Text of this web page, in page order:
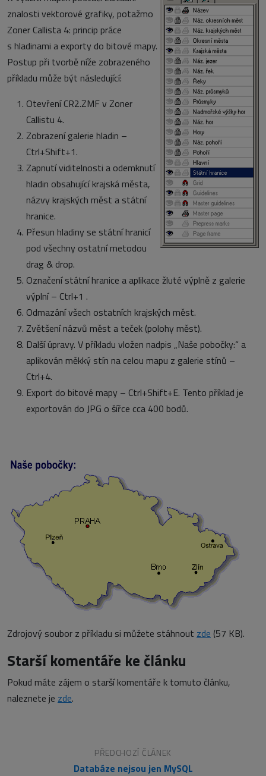
znalosti vektorové grafiky, potažmo
Zoner Callista 4: princip práce
s hladinami a exporty do bitové mapy.
Postup při tvorbě níže zobrazeného
příkladu může být následující:
Otevření CR2.ZMF v Zoner
Callistu 4.
Zobrazení galerie hladin –
Ctrl+Shift+1.
Zapnutí viditelnosti a odemknutí
hladin obsahující krajská města,
názvy krajských měst a státní
hranice.
Přesun hladiny se státní hranicí
pod všechny ostatní metodou
drag & drop.
Označení státní hranice a aplikace žluté výplně z galerie
výplní – Ctrl+1 .
Odmazání všech ostatních krajských měst.
Zvětšení názvů měst a teček (polohy měst).
Další úpravy. V příkladu vložen nadpis „Naše pobočky:“ a
aplikován měkký stín na celou mapu z galerie stínů –
Ctrl+4.
Export do bitové mapy – Ctrl+Shift+E. Tento příklad je
exportován do JPG o šířce cca 400 bodů.
Zdrojový soubor z příkladu si můžete stáhnout zde (57 KB).
Starší komentáře ke článku
Pokud máte zájem o starší komentáře k tomuto článku,
naleznete je zde.
PŘEDCHOZÍ ČLÁNEK
Databáze nejsou jen MySQL